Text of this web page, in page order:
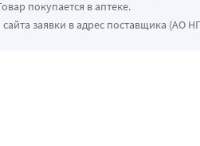
покупается в аптеке.
заявки в адрес поставщика (АО